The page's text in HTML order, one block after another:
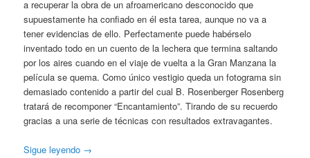
a recuperar la obra de un afroamericano desconocido que
supuestamente ha confiado en él esta tarea, aunque no va a
tener evidencias de ello. Perfectamente puede habérselo
inventado todo en un cuento de la lechera que termina saltando
por los aires cuando en el viaje de vuelta a la Gran Manzana la
película se quema. Como único vestigio queda un fotograma sin
demasiado contenido a partir del cual B. Rosenberger Rosenberg
tratará de recomponer “Encantamiento”. Tirando de su recuerdo
gracias a una serie de técnicas con resultados extravagantes.
Sigue leyendo →